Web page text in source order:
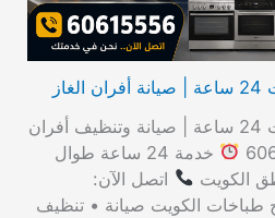
فني تصليح طباخات الكويت 24 ساعة | صيانة وتنظيف أفران
خدمة 24 ساعة طوال
الكويت
اتصل الآن:
طباخات الكويت صيانة • تنظيف